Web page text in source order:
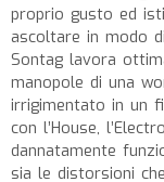
proprio gusto ed
ascoltare in modo
Sontag lavora
manopole di una
irrigimentato in un
con l’House,
dannatamente
sia le distorsioni